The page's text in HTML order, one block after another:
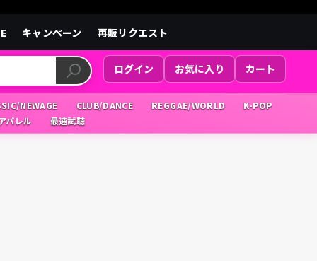
キャンペーン 再販リクエスト
ログイン お気に入り カート
NEWAGE CLUB/DANCE REGGAE/WORLD
K-POP
パレル
最速試聴